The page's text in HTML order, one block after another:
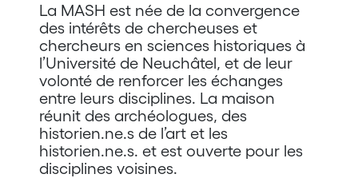
La MASH est née de la convergence
des intérêts de chercheuses et
chercheurs en sciences historiques à
l’Université de Neuchâtel, et de leur
volonté de renforcer les échanges
entre leurs disciplines. La maison
réunit des archéologues, des
historien.ne.s de l’art et les
historien.ne.s. et est ouverte pour les
disciplines voisines.